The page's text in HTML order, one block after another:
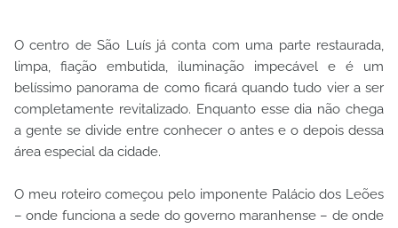
O centro de São Luís já conta com uma parte restaurada,
limpa, fiação embutida, iluminação impecável e é um
belíssimo panorama de como ficará quando tudo vier a ser
completamente revitalizado. Enquanto esse dia não chega
a gente se divide entre conhecer o antes e o depois dessa
área especial da cidade.
O meu roteiro começou pelo imponente Palácio dos Leões
– onde funciona a sede do governo maranhense – de onde